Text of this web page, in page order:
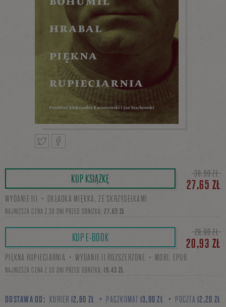
TweetnijPodziel
się
na
KUP KSIĄŻKĘ 39,50 ZŁ
27,65 ZŁ
WYDANIE III・OKŁADKA MIĘKKA, ZE SKRZYDEŁKAMI
NAJNIŻSZA CENA Z 30 DNI PRZED OBNIŻKĄ: 27,65 ZŁ
KUP E-BOOK 29,90 ZŁ
20,93 ZŁ
PIĘKNA RUPIECIARNIA・WYDANIE II ROZSZERZONE・MOBI, EPUB
NAJNIŻSZA CENA Z 30 DNI PRZED OBNIŻKĄ: 19,43 ZŁ
DOSTAWA OD: KURIER 12,60 ZŁ PACZKOMAT 13,90 ZŁ POCZTA 12,20 ZŁ